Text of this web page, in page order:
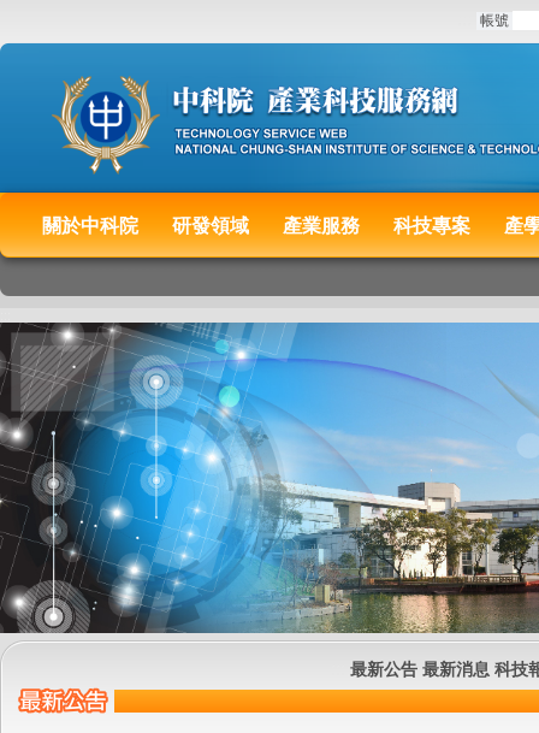
帳號
關於中科院 研發領域 產業服務 科技專案 產
最新公告 最新消息 科技